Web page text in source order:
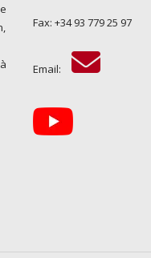
Fax: +34 93 779 25 97
Email: